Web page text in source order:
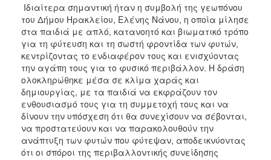
Ιδιαίτερα σημαντική ήταν η συμβολή της γεωπόνου
του Δήμου Ηρακλείου, Ελένης Νάνου, η οποία μίλησε
στα παιδιά με απλό, κατανοητό και βιωματικό τρόπο
για τη φύτευση και τη σωστή φροντίδα των φυτών,
κεντρίζοντας το ενδιαφέρον τους και ενισχύοντας
την αγάπη τους για το φυσικό περιβάλλον. Η δράση
ολοκληρώθηκε μέσα σε κλίμα χαράς και
δημιουργίας, με τα παιδιά να εκφράζουν τον
ενθουσιασμό τους για τη συμμετοχή τους και να
δίνουν την υπόσχεση ότι θα συνεχίσουν να σέβονται,
να προστατεύουν και να παρακολουθούν την
ανάπτυξη των φυτών που φύτεψαν, αποδεικνύοντας
ότι οι σπόροι της περιβαλλοντικής συνείδησης